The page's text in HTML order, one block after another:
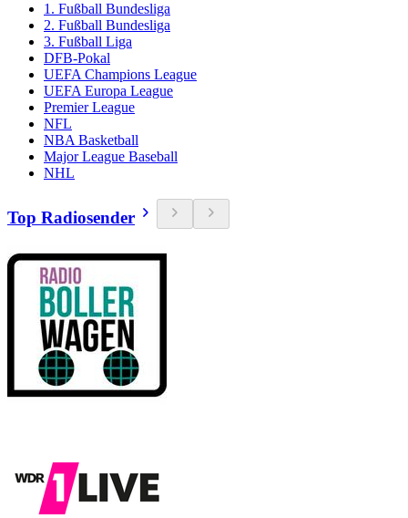
1. Fußball Bundesliga
2. Fußball Bundesliga
3. Fußball Liga
DFB-Pokal
UEFA Champions League
UEFA Europa League
Premier League
NFL
NBA Basketball
Major League Baseball
NHL
Top Radiosender